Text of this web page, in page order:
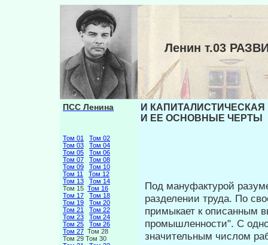
Ленин т.03
ПСС Ленина
Том 01
Том 02
Том 03
Том 04
Том 05
Том 06
Том 07
Том 08
Том 09
Том 10
Том 11
Том 12
Том 13
Том 14
Том 15 Том 16
Том 17
Том 18
Том 19
Том 20
Том 21
Том 22
Том 23
Том 24
Том 25
Том 26
Том 27 Том 28
Том 29 Том 30
И
И ЕЕ ОСНОВНЫЕ ЧЕРТЫ
Под мануфактурой
разделении труда. По
примы­кает к описанным
промышленности". С
значительным числом